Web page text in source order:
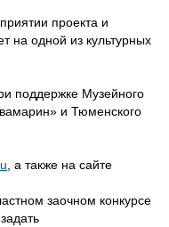
проекта и
на одной из культурных
поддержке Музейного
и Тюменского
, а также на сайте
заочном конкурсе